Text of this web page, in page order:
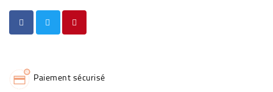
Paiement sécurisé